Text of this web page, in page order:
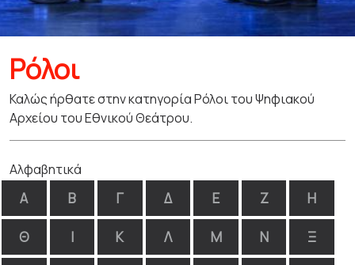
Ρόλοι
Καλώς ήρθατε στην κατηγορία Ρόλοι του Ψηφιακού
Αρχείου του Εθνικού Θεάτρου.
Αλφαβητικά
Α Β Γ Δ Ε Ζ Η
Θ Ι Κ Λ Μ Ν Ξ